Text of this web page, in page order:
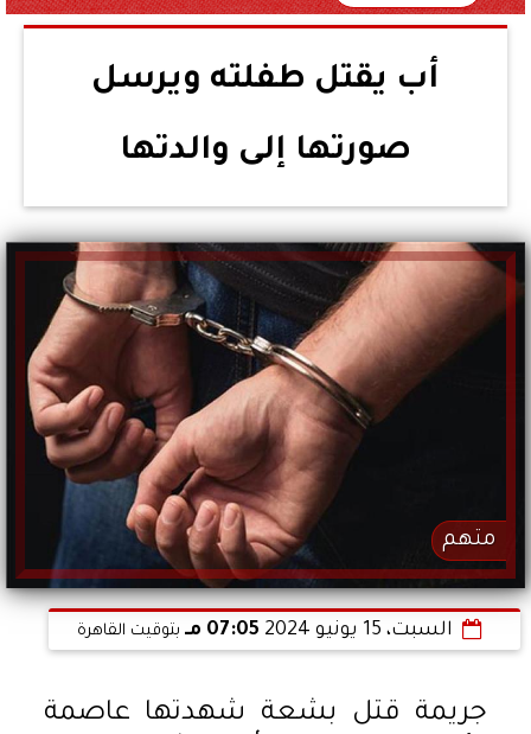
أب يقتل طفلته ويرسل
صورتها إلى والدتها
متهم
السبت، 15 يونيو 2024 07:05 مـ بتوقيت القاهرة
جريمة قتل بشعة شهدتها عاصمة